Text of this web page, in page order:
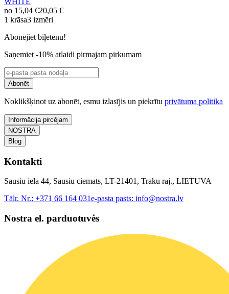
no 15,04 €20,05 €
1 krāsa3 izmēri
Abonējiet biļetenu!
Saņemiet -10% atlaidi pirmajam pirkumam
Abonēt
Noklikšķinot uz abonēt, esmu izlasījis un piekrītu privātuma politika
Informācija pircējam
NOSTRA
Blog
Kontakti
Sausiu iela 44, Sausiu ciemats, LT-21401, Traku raj., LIETUVA
Tālr. Nr.: +371 66 164 031e-pasta pasts: info@nostra.lv
Nostra el. parduotuvės